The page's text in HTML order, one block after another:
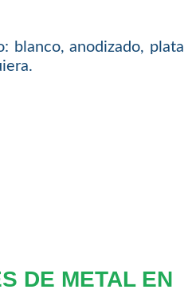
blanco, anodizado, plata
DE METAL EN